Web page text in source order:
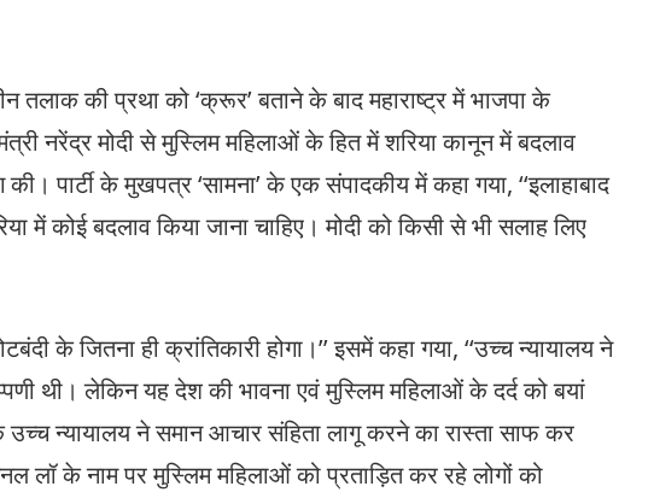
तलाक की प्रथा को ‘क्रूर’ बताने के बाद महाराष्ट्र में भाजपा के
नरेंद्र मोदी से मुस्लिम महिलाओं के हित में शरिया कानून में बदलाव
पार्टी के मुखपत्र ‘सामना’ के एक संपादकीय में कहा गया, ‘‘इलाहाबाद
में कोई बदलाव किया जाना चाहिए। मोदी को किसी से भी सलाह लिए
के जितना ही क्रांतिकारी होगा।’’ इसमें कहा गया, ‘‘उच्च न्यायालय ने
थी। लेकिन यह देश की भावना एवं मुस्लिम महिलाओं के दर्द को बयां
उच्च न्यायालय ने समान आचार संहिता लागू करने का रास्ता साफ कर
लॉ के नाम पर मुस्लिम महिलाओं को प्रताड़ित कर रहे लोगों को